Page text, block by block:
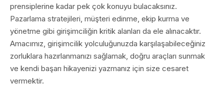
prensiplerine kadar pek çok konuyu bulacaksınız.
Pazarlama stratejileri, müşteri edinme, ekip kurma ve
yönetme gibi girişimciliğin kritik alanları da ele alınacaktır.
Amacımız, girişimcilik yolculuğunuzda karşılaşabileceğiniz
zorluklara hazırlanmanızı sağlamak, doğru araçları sunmak
ve kendi başarı hikayenizi yazmanız için size cesaret
vermektir.